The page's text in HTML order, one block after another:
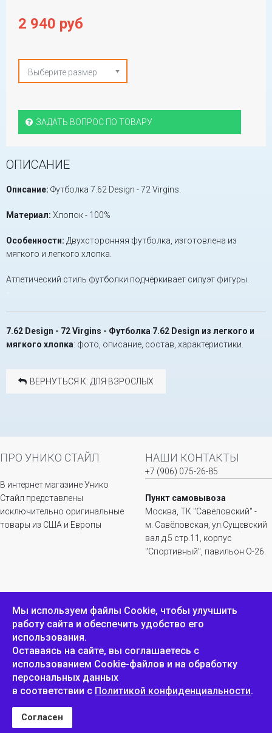
2 940 руб
Выберите размер
ЗАДАТЬ ВОПРОС ПО ТОВАРУ
ОПИСАНИЕ
Описание: Футболка 7.62 Design - 72 Virgins.
Материал: Хлопок - 100%
Особенности: Двухсторонняя футболка, изготовлена из
мягкого и легкого хлопка.
Атлетический стиль футболки подчёркивает силуэт фигуры.
7.62 Design - 72 Virgins - Футболка 7.62 Design из легкого и
мягкого хлопка: фото, описание, состав, характеристики.
ВЕРНУТЬСЯ К: ДЛЯ ВЗРОСЛЫХ
ПРО УНИКО СТАЙЛ
В интернет магазине Унико
Стайл представлены
исключительно оригинальные
товары из США и Европы
НАШИ КОНТАКТЫ
+7 (906) 075-26-85
Пункт самовывоза
Москва, ТК "Савёловский" -
м. Савёловская, ул.Сущевский
вал д.5 стр.11, корпус
"Спортивный", павильон О-26.
ИНФОРМАЦИЯ
Положение о
конфиденциальности и
защите персональных
данных
ОБРАТНАЯ СВЯЗЬ
Пожаловаться
Мы используем файлы Сookie, чтобы улучшить
работу сайта и обеспечить удобство его
использования.
Оставаясь на сайте, вы соглашаетесь с
использованием Cookie-файлов и на обработку
персональных данных
в соответствии с Политикой конфиденциальности.
Согласен